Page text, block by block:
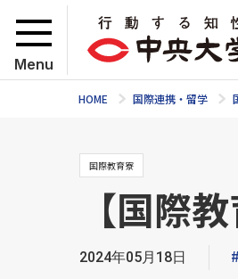
Menu
HOME 国際連携・留学
国際教育寮
【国際
2024年05月18日